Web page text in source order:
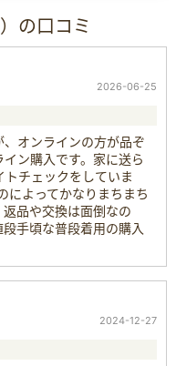
の口コミ
2026-06-25
オンラインの方が品ぞ
ン購入です。家に送ら
チェックをしていま
によってかなりまちまち
品や交換は面倒なの
手頃な普段着用の購入
2024-12-27